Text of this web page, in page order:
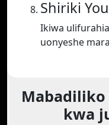
Shiriki
Ikiwa
uonyeshe
kwa